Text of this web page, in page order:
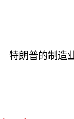
特朗普的制造